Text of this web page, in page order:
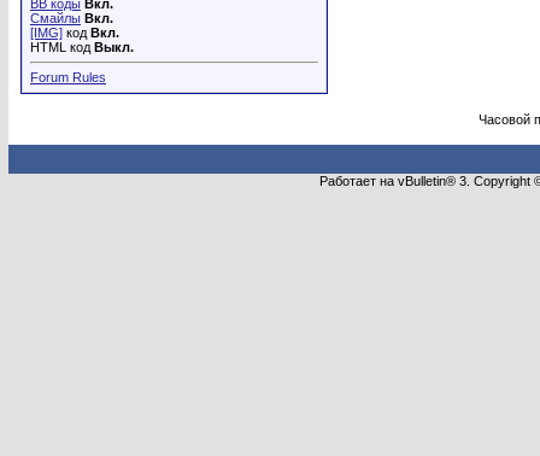
BB коды Вкл.
Смайлы Вкл.
[IMG] код Вкл.
HTML код Выкл.
Forum Rules
Часовой
Работает на vBulletin® 3.